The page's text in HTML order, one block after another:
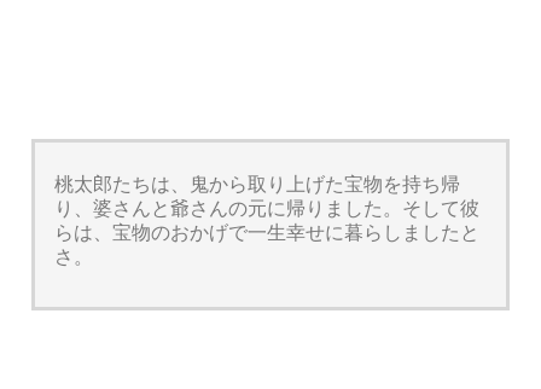
桃太郎たちは、鬼から取り上げた宝物を持ち帰
り、婆さんと爺さんの元に帰りました。そして彼
らは、宝物のおかげで一生幸せに暮らしましたと
さ。